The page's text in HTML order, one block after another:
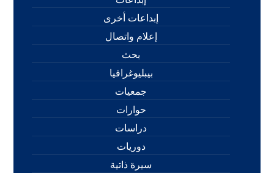
إبداعات أخرى
إعلام واتصال
بحث
بيبليوغرافيا
جمعيات
حوارات
دراسات
دوريات
سيرة ذاتية